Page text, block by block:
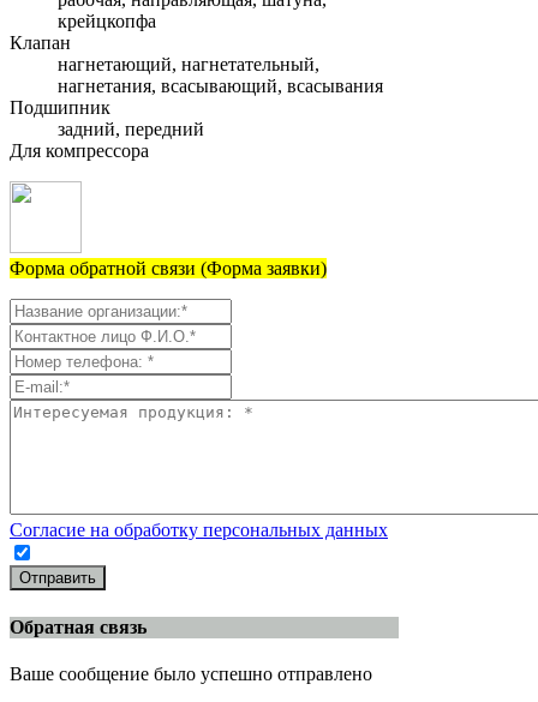
крейцкопфа
Клапан
нагнетающий, нагнетательный,
нагнетания, всасывающий, всасывания
Подшипник
задний, передний
Для компрессора
Форма обратной связи (Форма заявки)
Согласие на обработку персональных данных
Отправить
Обратная связь
Ваше сообщение было успешно отправлено